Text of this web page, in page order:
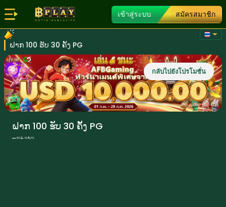
เข้าสู่ระบบ สมัครสมาชิก
ຝາກ 100 ຮັບ 30 ຄັ້ງ PG
กลับไปยังโปรโมชั่น
ຝາກ 100 ຮັບ 30 ຄັ້ງ PG
ຝາກ 100 ຮັບ 30 ຄັ້ງ PG